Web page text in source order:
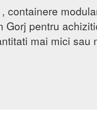
containere
pentru
mai mici sau